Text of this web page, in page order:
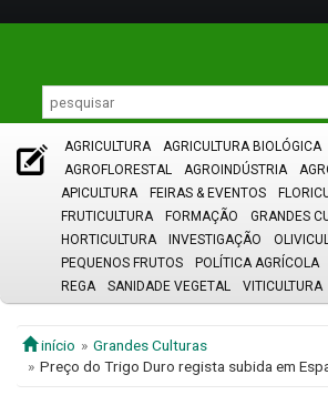
AGRICULTURA AGRICULTURA BIOLÓGICA
AGROFLORESTAL
AGROINDÚSTRIA
APICULTURA
FEIRAS & EVENTOS
FRUTICULTURA
FORMAÇÃO
GRANDES
HORTICULTURA
INVESTIGAÇÃO
PEQUENOS FRUTOS
POLÍTICA AGRÍCOLA
REGA
SANIDADE VEGETAL VITICULTURA
início
Grandes Culturas
Preço do Trigo Duro regista subida em